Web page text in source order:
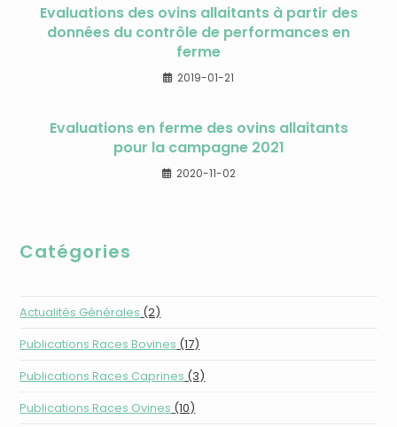
Evaluations des ovins allaitants à partir des
données du contrôle de performances en
ferme
2019-01-21
Evaluations en ferme des ovins allaitants
pour la campagne 2021
2020-11-02
Catégories
Actualités Générales (2)
Publications Races Bovines (17)
Publications Races Caprines (3)
Publications Races Ovines (10)